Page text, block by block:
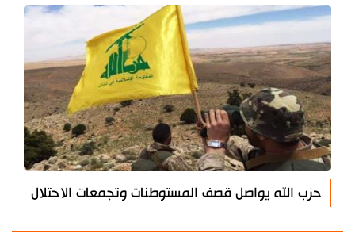
حزب الله يواصل قصف المستوطنات وتجمعات الاحتلال